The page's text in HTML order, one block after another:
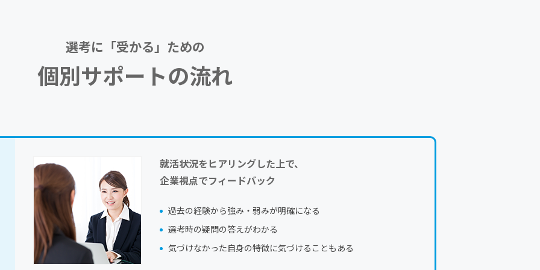
選考に「受かる」ための
個別サポートの流れ
就活状況をヒアリングした上で、
企業視点でフィードバック
過去の経験から強み・弱みが明確になる
選考時の疑問の答えがわかる
気づけなかった自身の特徴に気づけることもある